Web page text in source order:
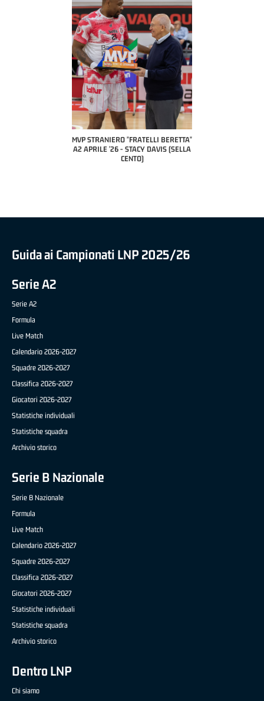
MVP "FRATELLI BERETTA" SAMUEL
DILAS B NAZIONALE APRILE '26 -
MARCO RESTELLI (TAV TREVIGLIO
Guida ai Campionati LNP 2025/26
Serie A2
Serie A2
Formula
Live Match
Calendario 2026-2027
Squadre 2026-2027
Classifica 2026-2027
Giocatori 2026-2027
Statistiche individuali
Statistiche squadra
Archivio storico
Serie B Nazionale
Serie B Nazionale
Formula
Live Match
Calendario 2026-2027
Squadre 2026-2027
Classifica 2026-2027
Giocatori 2026-2027
Statistiche individuali
Statistiche squadra
Archivio storico
Dentro LNP
Chi siamo